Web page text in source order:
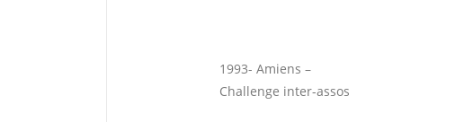
1993- Amiens –
Challenge inter-assos